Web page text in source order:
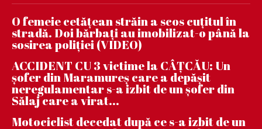
O femeie cetățean străin a scos cuțitul în
stradă. Doi bărbați au imobilizat-o până la
sosirea poliției (VIDEO)
ACCIDENT CU 3 victime la CÂȚCĂU: Un
șofer din Maramureș care a depășit
neregulamentar s-a izbit de un șofer din
Sălaj care a virat...
Motociclist decedat după ce s-a izbit de un